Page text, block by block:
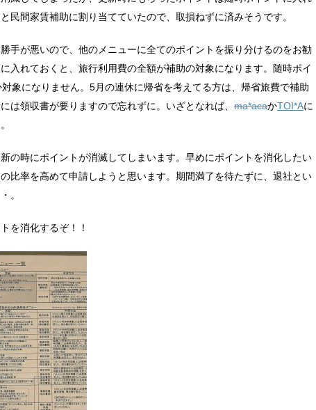
民間家賃補助に割り当てていたので、取損ねずに済みそうです。
手が悪いので、他のメニューに全てのポイントを振り分けるのをお勧
入れておくと、旅行利用費の全額が補助の対象になります。随時ポイ
象になりません。5月の連休に帰省を考えてる方は、帰省旅費で補助
は領収書が要りますので忘れずに。いざとなれば、 ma*acaかTOI*Aに
の時にポイントが消滅してしまいます。早めにポイントを消化したい
比率を高めて申請しようと思います。期間満了を待たずに、退社とい
。
を消化するぞ！！